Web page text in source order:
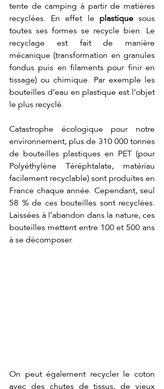
tente de camping à partir de matières
recyclées. En effet le plastique sous
toutes ses formes se recycle bien. Le
recyclage est fait de manière
mécanique (transformation en granules
fondus puis en filaments pour finir en
tissage) ou chimique. Par exemple les
bouteilles d’eau en plastique est l’objet
le plus recyclé.
Catastrophe écologique pour notre
environnement, plus de 310 000 tonnes
de bouteilles plastiques en PET (pour
Polyéthylène Téréphtalate, matériau
facilement recyclable) sont produites en
France chaque année. Cependant, seul
58 % de ces bouteilles sont recyclées.
Laissées à l’abandon dans la nature, ces
bouteilles mettent entre 100 et 500 ans
à se décomposer.
On peut également recycler le coton
avec des chutes de tissus, de vieux